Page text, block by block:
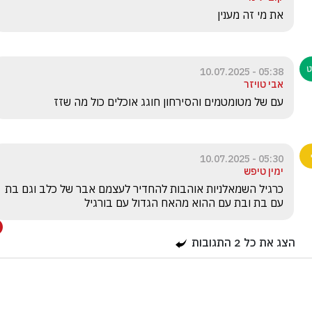
את מי זה מענין
05:38 - 10.07.2025
אבי טויזר
עם של מטומטמים והסירחון חוגג אוכלים כול מה שזז
05:30 - 10.07.2025
ימין טיפש
עם בת ובת עם ההוא מהאח הגדול עם בורגיל
הצג את כל 2 התגובות